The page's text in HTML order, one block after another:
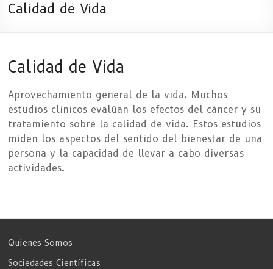
Calidad de Vida
Calidad de Vida
Aprovechamiento general de la vida. Muchos
estudios clínicos evalúan los efectos del cáncer y su
tratamiento sobre la calidad de vida. Estos estudios
miden los aspectos del sentido del bienestar de una
persona y la capacidad de llevar a cabo diversas
actividades.
Quienes Somos
Sociedades Científicas